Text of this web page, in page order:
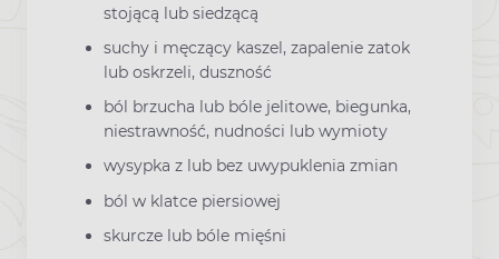
stojącą lub siedzącą
suchy i męczący kaszel, zapalenie zatok
lub oskrzeli, duszność
ból brzucha lub bóle jelitowe, biegunka,
niestrawność, nudności lub wymioty
wysypka z lub bez uwypuklenia zmian
ból w klatce piersiowej
skurcze lub bóle mięśni